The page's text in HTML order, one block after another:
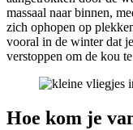
massaal naar binnen,
zich ophopen op
vooral in de winter dat
verstoppen om de kou
Hoe kom je